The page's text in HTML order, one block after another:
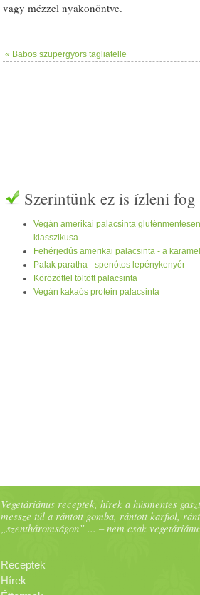
vagy mézzel nyakonöntve.
« Babos szupergyors tagliatelle
Szerintünk ez is ízleni
Vegán amerikai palacsinta
klasszikusa
Fehérjedús amerikai palacsinta - a
Palak paratha - spenótos lepénykenyér
Körözöttel töltött palacsinta
Vegán kakaós protein palacsinta
Vegetáriánus receptek, hírek a húsmentes
messze túl a rántott gomba, rántott karfiol,
„szentháromságon” ... – nem csak
Receptek
Hírek